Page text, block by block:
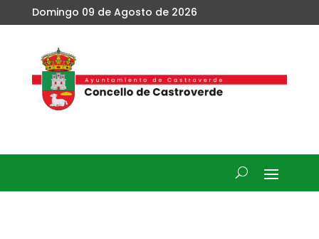
Domingo 09 de Agosto de 2026